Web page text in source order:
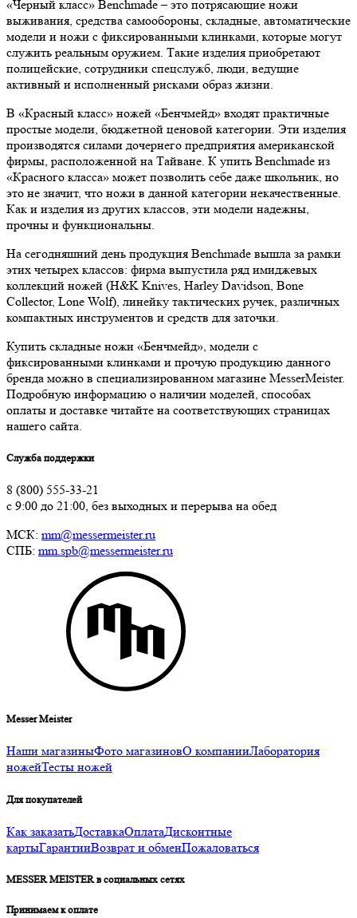
«Черный класс» Benchmade – это потрясающие ножи
выживания, средства самообороны, складные, автоматические
модели и ножи с фиксированными клинками, которые могут
служить реальным оружием. Такие изделия приобретают
полицейские, сотрудники спецслужб, люди, ведущие
активный и исполненный рисками образ жизни.
В «Красный класс» ножей «Бенчмейд» входят практичные
простые модели, бюджетной ценовой категории. Эти изделия
производятся силами дочернего предприятия американской
фирмы, расположенной на Тайване. К упить Benchmade из
«Красного класса» может позволить себе даже школьник, но
это не значит, что ножи в данной категории некачественные.
Как и изделия из других классов, эти модели надежны,
прочны и функциональны.
На сегодняшний день продукция Benchmade вышла за рамки
этих четырех классов: фирма выпустила ряд имиджевых
коллекций ножей (H&K Knives, Harley Davidson, Bone
Collector, Lone Wolf), линейку тактических ручек, различных
компактных инструментов и средств для заточки.
Купить складные ножи «Бенчмейд», модели с
фиксированными клинками и прочую продукцию данного
бренда можно в специализированном магазине MesserMeister.
Подробную информацию о наличии моделей, способах
оплаты и доставке читайте на соответствующих страницах
нашего сайта.
Служба поддержки
8 (800) 555-33-21
с 9:00 до 21:00, без выходных и перерыва на обед
МСК: mm@messermeister.ru
СПБ: mm.spb@messermeister.ru
Messer Meister
Наши магазиныФото магазиновО компанииЛаборатория
ножейТесты ножей
Для покупателей
Как заказатьДоставкаОплатаДисконтные
картыГарантииВозврат и обменПожаловаться
MESSER MEISTER в социальных сетях
Принимаем к оплате